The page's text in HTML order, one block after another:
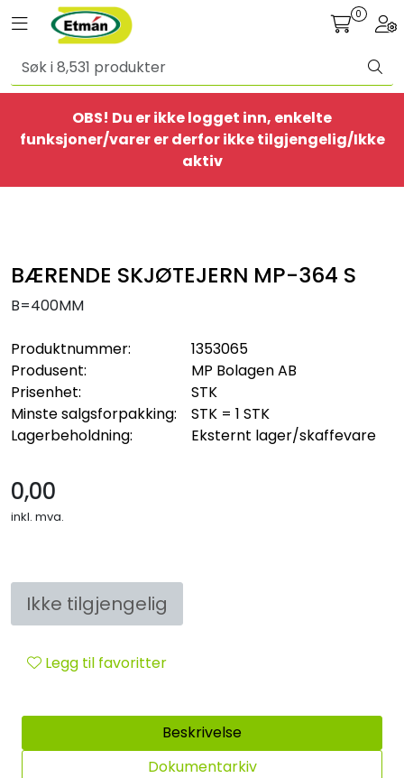
Skip to main content
Toggle navigation 0
OBS! Du er ikke logget inn, enkelte
funksjoner/varer er derfor ikke tilgjengelig/Ikke
aktiv
BÆRENDE SKJØTEJERN MP-364 S
B=400MM
Produktnummer:
1353065
Produsent:
MP Bolagen AB
Prisenhet:
STK
Minste salgsforpakking:
STK = 1 STK
Lagerbeholdning:
Eksternt lager/skaffevare
0,00
inkl. mva.
Ikke tilgjengelig
Legg til favoritter
Beskrivelse
Dokumentarkiv
Alle produkter
BestSelgere
Provisorisk
Belysning
Sikringsmateriell
Verktøy